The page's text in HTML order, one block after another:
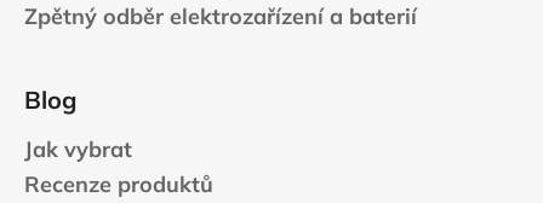
Zpětný odběr elektrozařízení a baterií
Blog
Jak vybrat
Recenze produktů